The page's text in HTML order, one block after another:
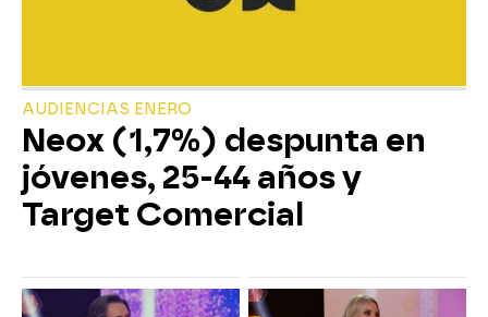
AUDIENCIAS ENERO
Neox (1,7%) despunta en
jóvenes, 25-44 años y
Target Comercial